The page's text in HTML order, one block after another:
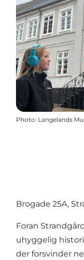
Photo: Langelands
Brogade 25A,
Foran
uhyggelig
der forsvinder